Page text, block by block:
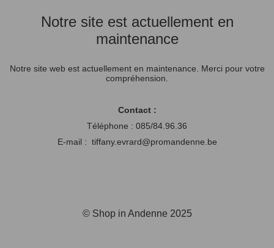
Notre site est actuellement en
maintenance
Notre site web est actuellement en maintenance. Merci pour votre
compréhension.
Contact :
Téléphone : 085/84.96.36
E-mail : tiffany.evrard@promandenne.be
© Shop in Andenne 2025